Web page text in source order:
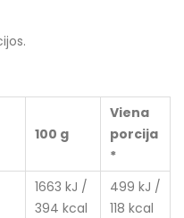
100 g
Viena
porcija
*
1663 kJ /
394 kcal
499 kJ /
118 kcal